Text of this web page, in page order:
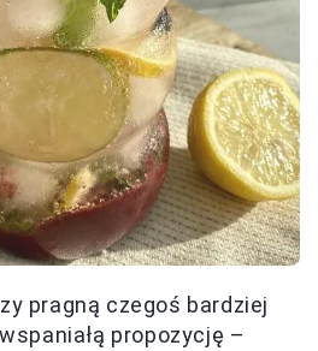
pragną czegoś bardziej
propozycję –